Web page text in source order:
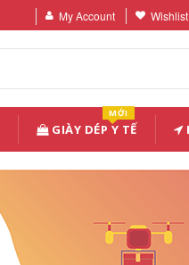
My Account Wishlist
GIÀY DÉP Y TẾ
MỚI